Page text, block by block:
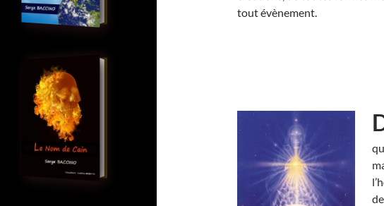
tout évènement.